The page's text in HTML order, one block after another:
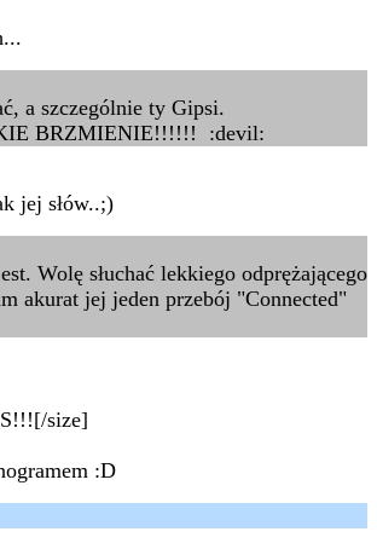
a szczególnie ty Gipsi.
BRZMIENIE!!!!!! :devil:
jej słów..;)
Wolę słuchać lekkiego odprężającego
akurat jej jeden przebój "Connected"
size]
:D